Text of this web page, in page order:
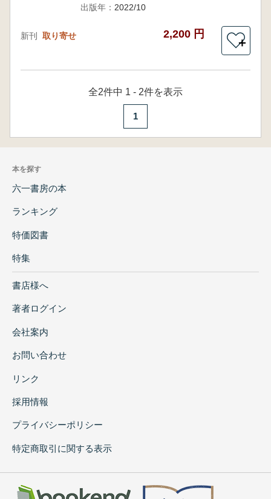
出版年： 2022/10
新刊 取り寄せ 2,200 円
＋
全2件中 1 - 2件を表示
1
本を探す
六一書房の本
ランキング
特価図書
特集
書店様へ
著者ログイン
会社案内
お問い合わせ
リンク
採用情報
プライバシーポリシー
特定商取引に関する表示